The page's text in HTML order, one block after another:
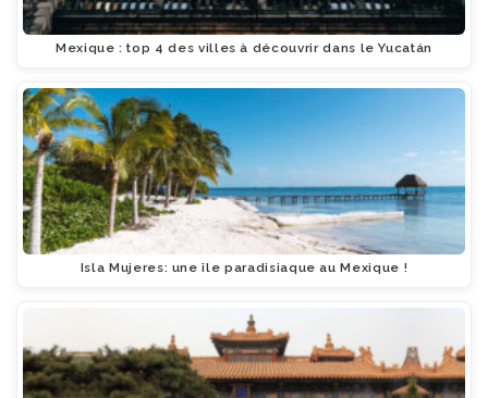
Mexique : top 4 des villes à découvrir dans le Yucatán
Isla Mujeres: une île paradisiaque au Mexique !